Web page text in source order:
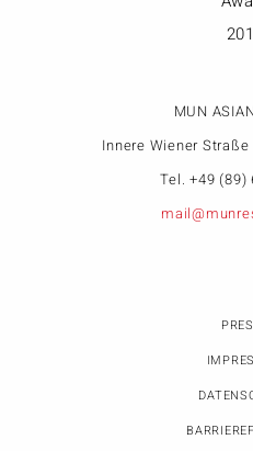
MUN
Innere Wiener
Tel. +49 (89)